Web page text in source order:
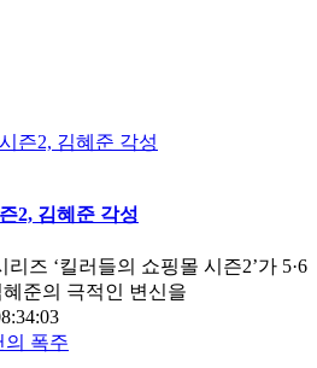
2, 김혜준 각성
즈 ‘킬러들의 쇼핑몰 시즌2’가 5·6
준의 극적인 변신을